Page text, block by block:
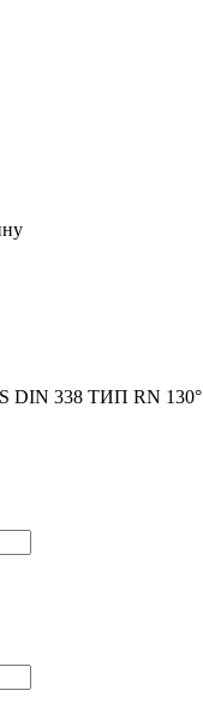
DIN 338 ТИП RN 130°